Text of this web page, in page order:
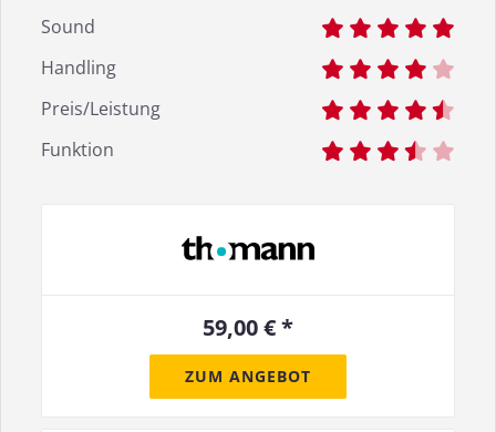
Sound
Handling
Preis/Leistung
Funktion
59,00 € *
ZUM ANGEBOT